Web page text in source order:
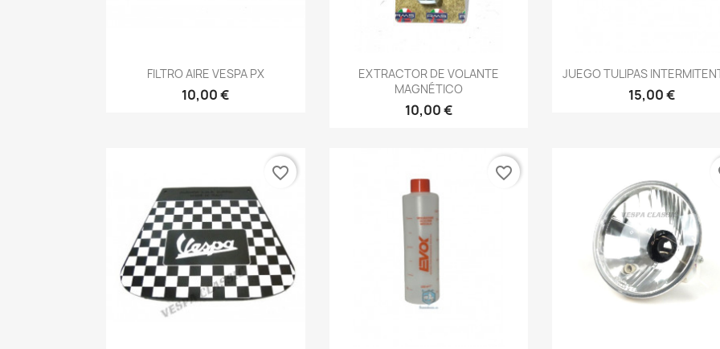
Vista rápida
FILTRO AIRE VESPA PX
10,00 €
Vista rápida
EXTRACTOR DE VOLANTE
MAGNÉTICO
10,00 €
 Vista rápida
JUEGO TULIPAS
15,00 €
favorite_border favorite_border